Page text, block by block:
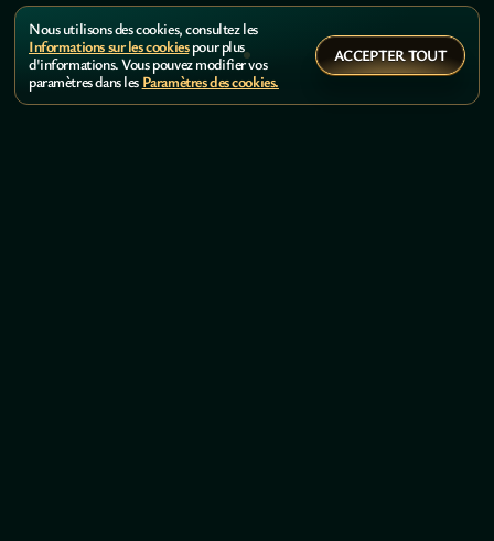
Nous utilisons des cookies, consultez les
Informations sur les cookiespour plus
d'informations. Vous pouvez modifier vos
paramètres dans les Paramètres des cookies.
ACCEPTER TOUT